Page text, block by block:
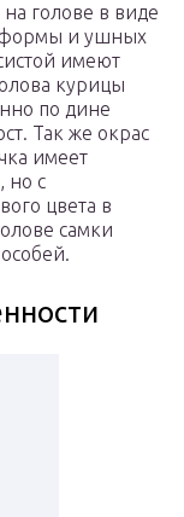
голове в виде
формы и ушных
имеют
курицы
по дине
Так же окрас
имеет
но с
цвета в
самки